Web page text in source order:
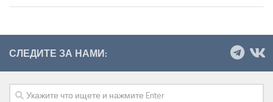
СЛЕДИТЕ ЗА НАМИ: